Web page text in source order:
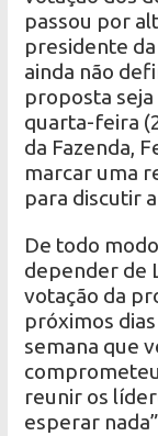
passou por
presidente
ainda não
proposta
quarta-feira
da Fazenda,
marcar uma
para discutir
De todo
depender de
votação da
próximos
semana que
reunir os
esperar